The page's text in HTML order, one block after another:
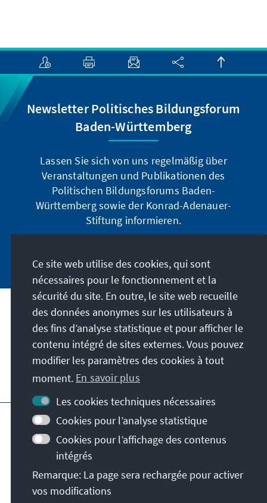
Newsletter Politisches Bildungsforum
Baden-Württemberg
Lassen Sie sich von uns regelmäßig über
Veranstaltungen und Publikationen des
Politischen Bildungsforums Baden-
Württemberg sowie der Konrad-Adenauer-
Stiftung informieren.
Adresse
Contact
Visitez aussi
Page principale de la KAS
Impressum
Protection des données
Conditions d'utilisation
Déclaration d'accessibilité
Signaler un obstacle
Conditions générales
© Konrad-Adenauer-Stiftung e.V. 2026
Ce site web utilise des cookies, qui sont
nécessaires pour le fonctionnement et la
sécurité du site. En outre, le site web recueille
des données anonymes sur les utilisateurs à
des fins d’analyse statistique et pour afficher le
contenu intégré de sites externes. Vous pouvez
modifier les paramètres des cookies à tout
moment. En savoir plus
Les cookies techniques nécessaires
Cookies pour l’analyse statistique
Cookies pour l’affichage des contenus
intégrés
Remarque: La page sera rechargée pour activer
vos modifications